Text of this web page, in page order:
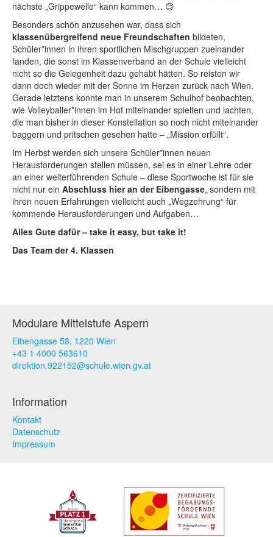
nächste „Grippewelle“ kann kommen… 😊
Besonders schön anzusehen war, dass sich
klassenübergreifend neue Freundschaften bildeten,
Schüler*innen in ihren sportlichen Mischgruppen zueinander
fanden, die sonst im Klassenverband an der Schule vielleicht
nicht so die Gelegenheit dazu gehabt hätten. So reisten wir
dann doch wieder mit der Sonne im Herzen zurück nach Wien.
Gerade letztens konnte man in unserem Schulhof beobachten,
wie Volleyballer*innen im Hof miteinander spielten und lachten,
die man bisher in dieser Konstellation so noch nicht miteinander
baggern und pritschen gesehen hatte – „Mission erfüllt“.
Im Herbst werden sich unsere Schüler*innen neuen
Herausforderungen stellen müssen, sei es in einer Lehre oder
an einer weiterführenden Schule – diese Sportwoche ist für sie
nicht nur ein Abschluss hier an der Eibengasse, sondern mit
ihren neuen Erfahrungen vielleicht auch „Wegzehrung“ für
kommende Herausforderungen und Aufgaben…
Alles Gute dafür – take it easy, but take it!
Das Team der 4. Klassen
Modulare Mittelstufe Aspern
Eibengasse 58, 1220 Wien
+43 1 4000 563610
direktion.922152@schule.wien.gv.at
Information
Kontakt
Datenschutz
Impressum